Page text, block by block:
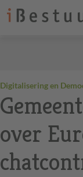
Digitalisering en
over